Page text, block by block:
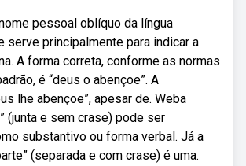
pessoal oblíquo da língua
serve principalmente para indicar a
A forma correta, conforme as normas
é “deus o abençoe”. A
lhe abençoe”, apesar de. Weba
(junta e sem crase) pode ser
substantivo ou forma verbal. Já a
(separada e com crase) é uma.